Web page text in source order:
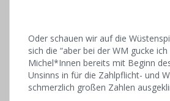
Oder schauen wir auf die
sich die “aber bei der WM gucke ich
Michel*Innen bereits mit Beginn
Unsinns in für die Zahlpflicht- und
schmerzlich großen Zahlen